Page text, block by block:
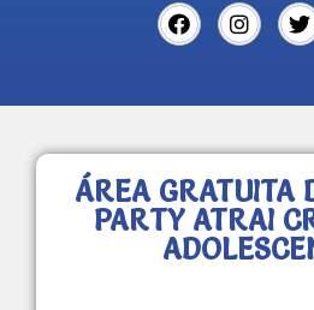
ÁREA GRATUITA
PARTY ATRAI